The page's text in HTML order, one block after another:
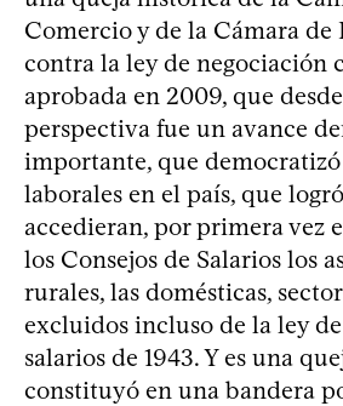
Comercio y de la Cámara de
contra la ley de negociación
aprobada en 2009, que
perspectiva fue un avance
importante, que
laborales en el país, que
accedieran, por primera vez
los Consejos de Salarios los
rurales, las domésticas,
excluidos incluso de la ley
salarios de 1943. Y es una
constituyó en una bandera